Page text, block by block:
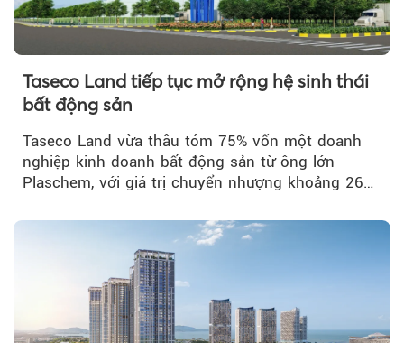
Taseco Land tiếp tục mở rộng hệ sinh thái
bất động sản
Taseco Land vừa thâu tóm 75% vốn một doanh
nghiệp kinh doanh bất động sản từ ông lớn
Plaschem, với giá trị chuyển nhượng khoảng 262